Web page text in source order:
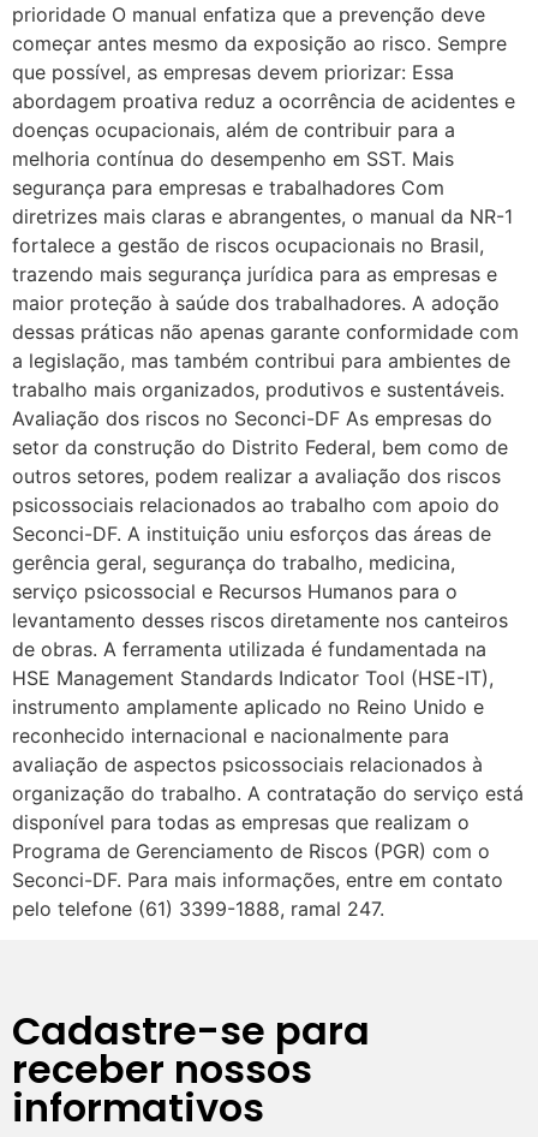
prioridade O manual enfatiza que a prevenção deve
começar antes mesmo da exposição ao risco. Sempre
que possível, as empresas devem priorizar: Essa
abordagem proativa reduz a ocorrência de acidentes e
doenças ocupacionais, além de contribuir para a
melhoria contínua do desempenho em SST. Mais
segurança para empresas e trabalhadores Com
diretrizes mais claras e abrangentes, o manual da NR-1
fortalece a gestão de riscos ocupacionais no Brasil,
trazendo mais segurança jurídica para as empresas e
maior proteção à saúde dos trabalhadores. A adoção
dessas práticas não apenas garante conformidade com
a legislação, mas também contribui para ambientes de
trabalho mais organizados, produtivos e sustentáveis.
Avaliação dos riscos no Seconci-DF As empresas do
setor da construção do Distrito Federal, bem como de
outros setores, podem realizar a avaliação dos riscos
psicossociais relacionados ao trabalho com apoio do
Seconci-DF. A instituição uniu esforços das áreas de
gerência geral, segurança do trabalho, medicina,
serviço psicossocial e Recursos Humanos para o
levantamento desses riscos diretamente nos canteiros
de obras. A ferramenta utilizada é fundamentada na
HSE Management Standards Indicator Tool (HSE-IT),
instrumento amplamente aplicado no Reino Unido e
reconhecido internacional e nacionalmente para
avaliação de aspectos psicossociais relacionados à
organização do trabalho. A contratação do serviço está
disponível para todas as empresas que realizam o
Programa de Gerenciamento de Riscos (PGR) com o
Seconci-DF. Para mais informações, entre em contato
pelo telefone (61) 3399-1888, ramal 247.
Cadastre-se para
receber nossos
informativos